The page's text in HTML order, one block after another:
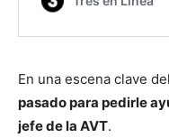
En una escena clave
pasado para pedirle
jefe de la AVT.